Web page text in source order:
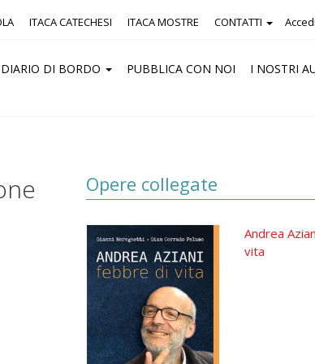
Accedi
ITACA CATECHESI ITACA MOSTRE CONTATTI
DIARIO DI BORDO PUBBLICA CON NOI I NOSTRI
Opere collegate
Andrea
vita